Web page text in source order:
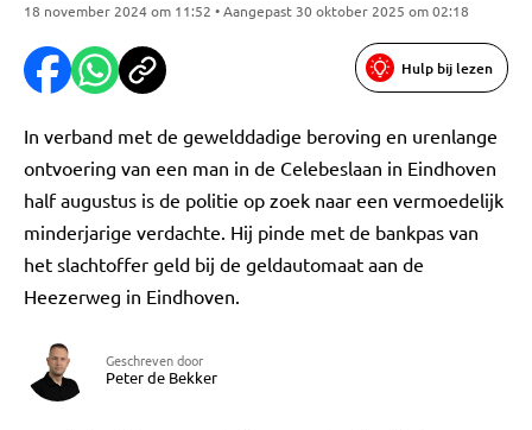
18 november 2024 om 11:52 • Aangepast 30 oktober 2025 om 02:18
Hulp bij lezen
In verband met de gewelddadige beroving en urenlange
ontvoering van een man in de Celebeslaan in Eindhoven
half augustus is de politie op zoek naar een vermoedelijk
minderjarige verdachte. Hij pinde met de bankpas van
het slachtoffer geld bij de geldautomaat aan de
Heezerweg in Eindhoven.
Geschreven door
Peter de Bekker